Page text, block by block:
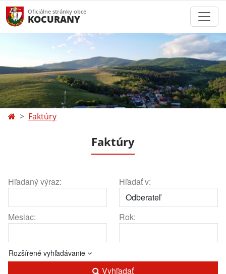
Oficiálne stránky obce
KOCURANY
Faktúry
Faktúry
Hľadaný výraz: Hľadať v:
Mesiac: Rok:
Rozšírené vyhľadávanie
Vyhľadať